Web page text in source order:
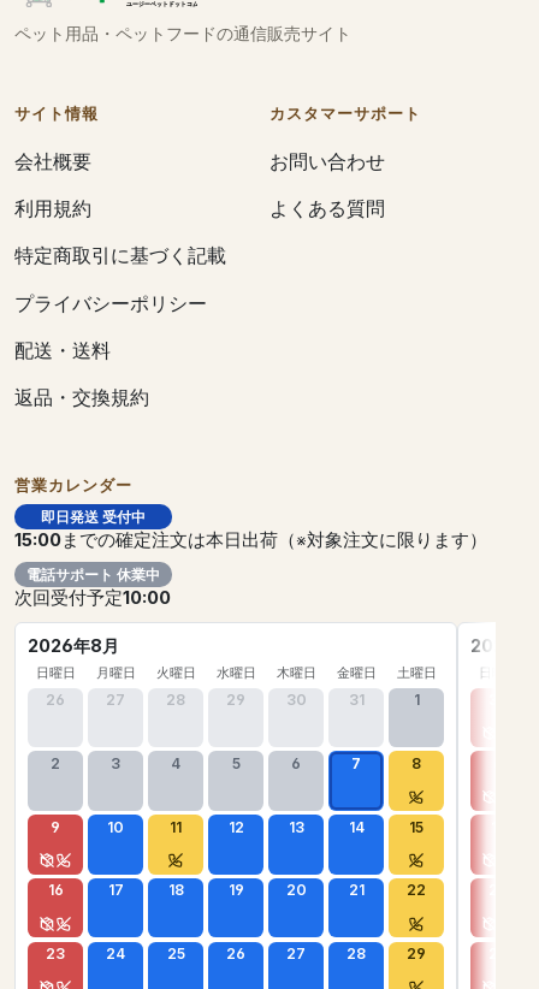
ペット用品・ペットフードの通信販売サイト
サイト情報
会社概要
利用規約
特定商取引に基づく記載
プライバシーポリシー
配送・送料
返品・交換規約
カスタマーサポート
お問い合わせ
よくある質問
営業カレンダー
即日発送 受付中
15:00までの確定注文は本日出荷（※対象注文に限ります）
電話サポート 休業中
次回受付予定10:00
2026年8月
日曜日 月曜日 火曜日 水曜日 木曜日 金曜日 土曜日
26 27 28 29 30 31 1
2 3 4 5 6 7 8
9 10 11 12 13 14 15
16 17 18 19 20 21 22
23 24 25 26 27 28 29
2026年
日曜日